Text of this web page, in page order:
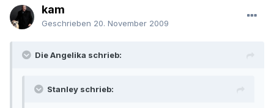
kam
Geschrieben 20. November 2009
Die Angelika schrieb:
Stanley schrieb: